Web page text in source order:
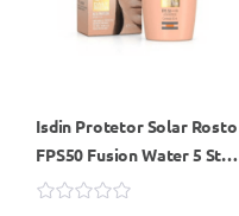
Isdin Protetor Solar Rosto
FPS50 Fusion Water 5 Stars
Color 50ml